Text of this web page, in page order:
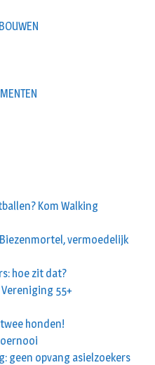
Kom Walking
vermoedelijk
hoe zit dat?
55+
honden!
geen opvang asielzoekers